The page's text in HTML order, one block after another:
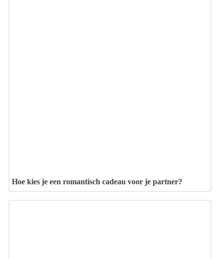
Hoe kies je een romantisch cadeau voor je partner?